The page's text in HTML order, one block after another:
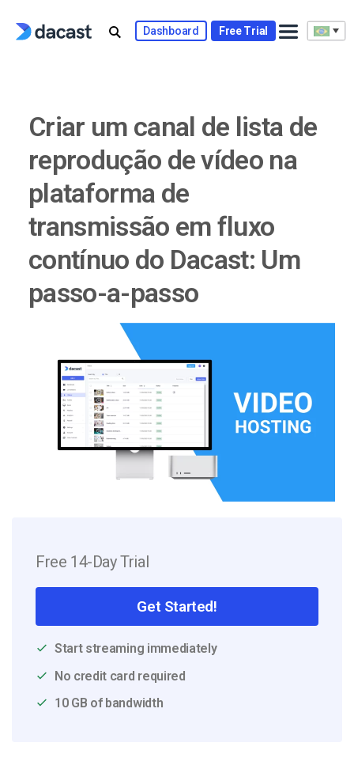
Dashboard Free Trial
Criar um canal de lista de
reprodução de vídeo na
plataforma de
transmissão em fluxo
contínuo do Dacast: Um
passo-a-passo
Free 14-Day Trial
Get Started!
Start streaming immediately
No credit card required
10 GB of bandwidth